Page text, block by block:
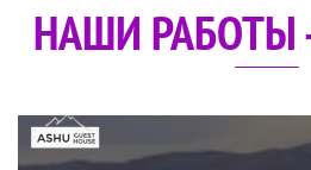
НАШИ РАБОТЫ -